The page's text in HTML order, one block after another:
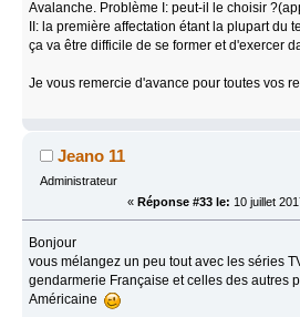
Avalanche. Problème I: peut-il le choisir
II: la première affectation étant la plupart du
ça va être difficile de se former et d'exercer
Je vous remercie d'avance pour toutes vos
Jeano 11
Administrateur
« Réponse #33 le: 10 juillet
Bonjour
vous mélangez un peu tout avec les séries
gendarmerie Française et celles des autres
Américaine